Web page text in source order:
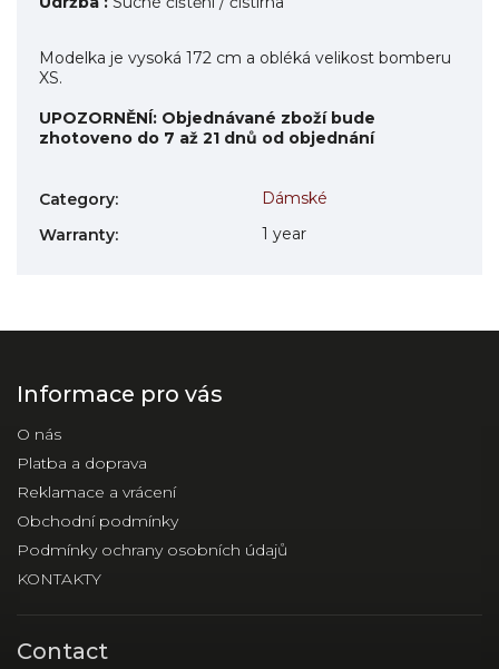
Modelka je vysoká 172 cm a obléká velikost bomberu
XS.
UPOZORNĚNÍ: Objednávané zboží bude
zhotoveno do 7 až 21 dnů od objednání
Category:
Dámské
Warranty: 1 year
Informace pro vás
O nás
Platba a doprava
Reklamace a vrácení
Obchodní podmínky
Podmínky ochrany osobních údajů
KONTAKTY
Contact